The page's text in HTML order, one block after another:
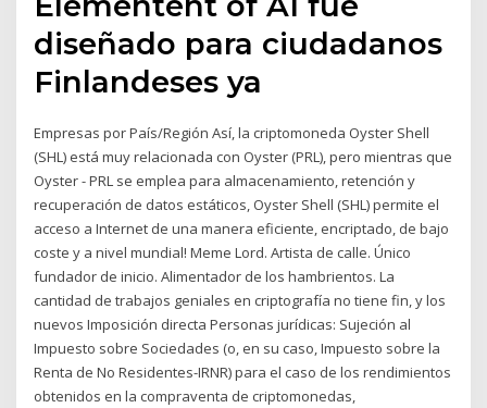
diseñado para ciudadanos
Finlandeses ya
Empresas por País/Región Así, la criptomoneda Oyster Shell
(SHL) está muy relacionada con Oyster (PRL), pero mientras que
Oyster - PRL se emplea para almacenamiento, retención y
recuperación de datos estáticos, Oyster Shell (SHL) permite el
acceso a Internet de una manera eficiente, encriptado, de bajo
coste y a nivel mundial! Meme Lord. Artista de calle. Único
fundador de inicio. Alimentador de los hambrientos. La
cantidad de trabajos geniales en criptografía no tiene fin, y los
nuevos Imposición directa Personas jurídicas: Sujeción al
Impuesto sobre Sociedades (o, en su caso, Impuesto sobre la
Renta de No Residentes-IRNR) para el caso de los rendimientos
obtenidos en la compraventa de criptomonedas,